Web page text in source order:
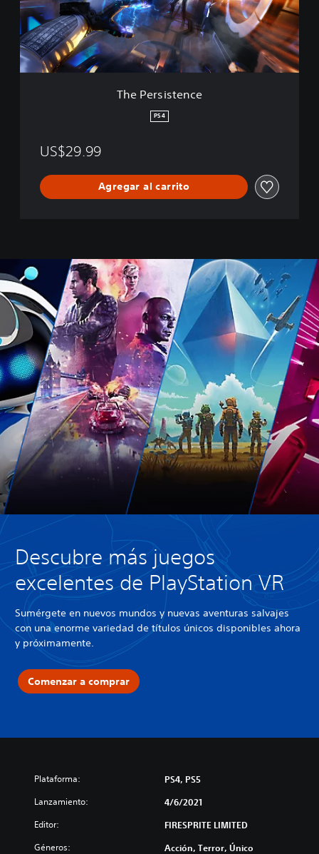
s
i
s
t
e
n
The Persistence
PS4
US$29.99
Agregar al carrito
Descubre más juegos
excelentes de PlayStation VR
Sumérgete en nuevos mundos y nuevas aventuras salvajes
con una enorme variedad de títulos únicos disponibles ahora
y próximamente.
Comenzar a comprar
Plataforma: PS4, PS5
Lanzamiento: 4/6/2021
Editor: FIRESPRITE LIMITED
Géneros: Acción, Terror, Único